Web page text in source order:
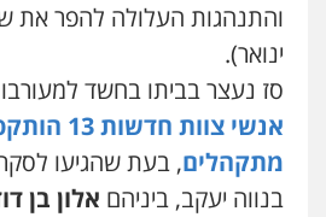
0525556970
עו"ד (רו"ח) יואב
עבירות מס הלבנת הון
ינואר).
סז נעצר בביתו בחשד
אנשי צוות
מתקהלים, בעת שהגיעו
בנווה יעקב, ביניהם אלון בן